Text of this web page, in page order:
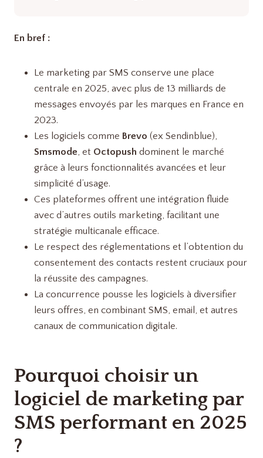
En bref :
Le marketing par SMS conserve une place
centrale en 2025, avec plus de 13 milliards de
messages envoyés par les marques en France en
2023.
Les logiciels comme Brevo (ex Sendinblue),
Smsmode, et Octopush dominent le marché
grâce à leurs fonctionnalités avancées et leur
simplicité d’usage.
Ces plateformes offrent une intégration fluide
avec d’autres outils marketing, facilitant une
stratégie multicanale efficace.
Le respect des réglementations et l’obtention du
consentement des contacts restent cruciaux pour
la réussite des campagnes.
La concurrence pousse les logiciels à diversifier
leurs offres, en combinant SMS, email, et autres
canaux de communication digitale.
Pourquoi choisir un
logiciel de marketing par
SMS performant en 2025
?